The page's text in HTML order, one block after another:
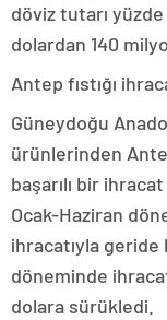
döviz tutarı
dolardan 140
Antep fıstığı
Güneydoğu
ürünlerinden Antep
başarılı bir
Ocak-Haziran
ihracatıyla geride
döneminde
dolara sürükledi.